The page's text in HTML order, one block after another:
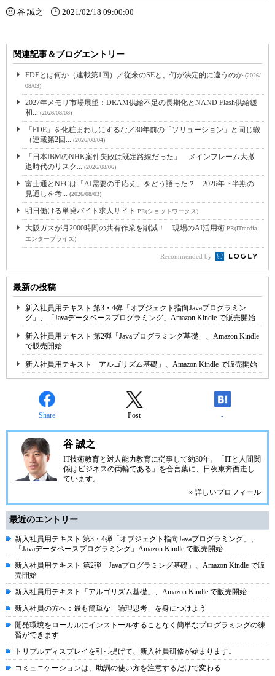
谷 誠之 2021/02/18 09:00:00
関連記事＆ブログエントリー
FDEとは何か（連載第1回）／従来のSEと、何が決定的に違うのか (2026/
08/03)
2027年メモリ市場展望：DRAM供給不足の長期化とNAND Flash供給緩
和... (2026/08/08)
「FDE」を化粧まわしにするな／30年前の「ソリューション」と同じ轍
（連載第2回... (2026/08/04)
「日本IBMのNHK案件失敗は既定路線だった」 メインフレーム大撤
退時代のリスク... (2026/08/06)
富士通とNECは「AI需要の手応え」をどう語った？ 2026年下半期の
見通しを考... (2026/08/03)
明日働ける単発バイト求人サイト PR(ショットワークス)
大阪ガスが月2000時間の共有作業を削減！ 現場のAI活用術 PR(ITmedia
エンタープライズ)
Recommended by
最新の投稿
新入社員用テキスト 第3・4弾「オブジェクト指向Javaプログラミン
グ」、「Javaデータベースプログラミング」Amazon Kindle で販売開始
新入社員用テキスト 第2弾「Javaプログラミング基礎」、Amazon Kindle
で販売開始
新入社員用テキスト「アルゴリズム基礎」、Amazon Kindle で販売開始
Share Post -
谷 誠之
IT技術教育と対人能力教育に従事して約30年。「ITと人間関
係はビジネスの両輪である」を合言葉に、日夜東奔西走し
ています。
» 詳しいプロフィール
最近のエントリー
新入社員用テキスト 第3・4弾「オブジェクト指向Javaプログラミング」、
「Javaデータベースプログラミング」Amazon Kindle で販売開始
新入社員用テキスト 第2弾「Javaプログラミング基礎」、Amazon Kindle で販
売開始
新入社員用テキスト「アルゴリズム基礎」、Amazon Kindle で販売開始
新入社員の方へ：最も簡単な「論理思考」を身につけよう
開発環境をローカルにインストールすることなく簡単なプログラミングの練
習ができます
トリプルディスプレイを引っ提げて、新入社員研修が始まります。
コミュニケーションは、助詞の使い方を注意するだけで変わる